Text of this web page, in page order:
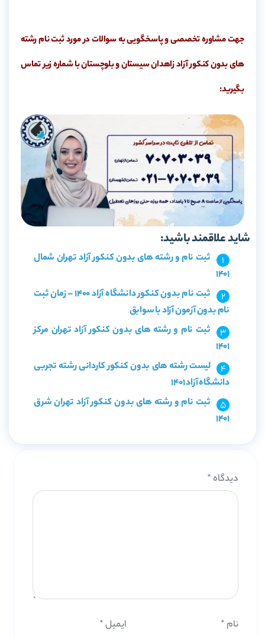
جهت مشاوره تخصصی و پاسخگویی به سوالات در مورد ثبت نام رشته
های بدون کنکور آزاد زاهدان سیستان و بلوچستان با شماره زیر تماس
بگیرید:
شاید علاقمند باشید:
ثبت نام و رشته های بدون کنکور آزاد تهران شمال
1401
ثبت نام بدون کنکور دانشگاه آزاد 1400 – زمان ثبت
نام بدون آزمون آزاد با سوابق
ثبت نام و رشته های بدون کنکور آزاد تهران مرکز
1401
لیست رشته های بدون کنکور کاردانی رشته تجربی
دانشگاه آزاد 1401
ثبت نام و رشته های بدون کنکور آزاد تهران شرق
1401
دیدگاه *
نام * ایمیل*